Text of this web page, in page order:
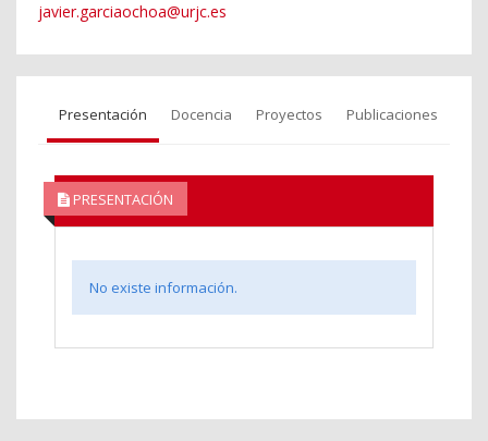
javier.garciaochoa@urjc.es
Presentación Docencia Proyectos Publicaciones
PRESENTACIÓN
No existe información.